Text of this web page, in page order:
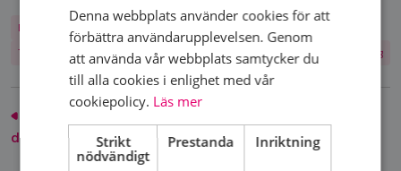
av
våra
bröstcancerföreningar
för
att
stöd
Frågor & svar
Tillsammans är vi Bröstcancerförbundet
Täta bröst
Månadsgivare Återkallad för komletterande undersökning
delaktighet
rättigheter
Denna webbplats använder cookies för att
förbättra användarupplevelsen. Genom
att använda vår webbplats samtycker du
till alla cookies i enlighet med vår
cookiepolicy. Läs mer
Strikt
nödvändigt
Prestanda Inriktning